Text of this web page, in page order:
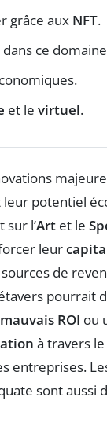
grâce aux NFT.
ce
et le virtuel.
potentiel
l’Art et le
leur
de
pourrait
mauvais ROI ou
à travers
entreprises.
sont aussi